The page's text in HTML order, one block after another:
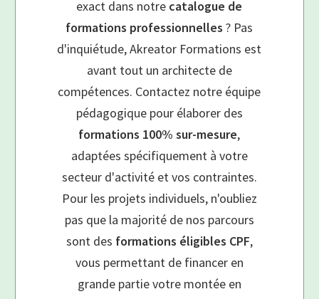
exact dans notre catalogue de
formations professionnelles ? Pas
d'inquiétude, Akreator Formations est
avant tout un architecte de
compétences. Contactez notre équipe
pédagogique pour élaborer des
formations 100% sur-mesure,
adaptées spécifiquement à votre
secteur d'activité et vos contraintes.
Pour les projets individuels, n'oubliez
pas que la majorité de nos parcours
sont des formations éligibles CPF,
vous permettant de financer en
grande partie votre montée en